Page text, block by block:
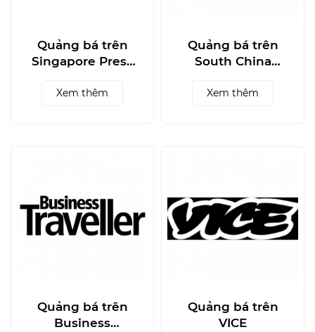
Quảng bá trên
Singapore Press
Xem thêm
Quảng bá trên
South China
Xem thêm
Quảng bá trên
Business
Quảng bá trên
VICE